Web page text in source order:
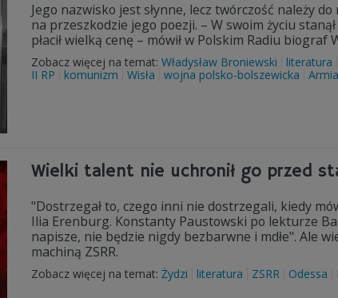
Jego nazwisko jest słynne, lecz twórczość należy
na przeszkodzie jego poezji. – W swoim życiu
płacił wielką cenę – mówił w Polskim Radiu
Zobacz więcej na temat: Władysław Broniewski literatura
II RP
komunizm Wisła wojna polsko-bolszewicka
Wielki talent nie uchronił go przed
"Dostrzegał to, czego inni nie dostrzegali, kiedy
Ilia Erenburg. Konstanty Paustowski po lekturze
napisze, nie będzie nigdy bezbarwne i mdłe". Ale
machiną ZSRR.
Zobacz więcej na temat: Żydzi literatura ZSRR Odessa